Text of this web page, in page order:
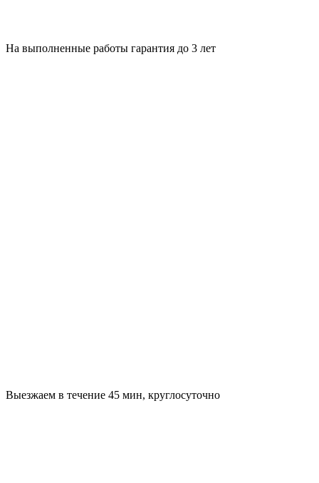
На выполненные работы гарантия до 3 лет
Выезжаем в течение 45 мин, круглосуточно